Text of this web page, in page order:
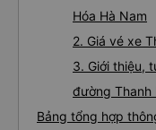
Hóa Hà Nam
2. Giá vé xe
3. Giới thiệu,
đường Thanh
Bảng tổng hợp